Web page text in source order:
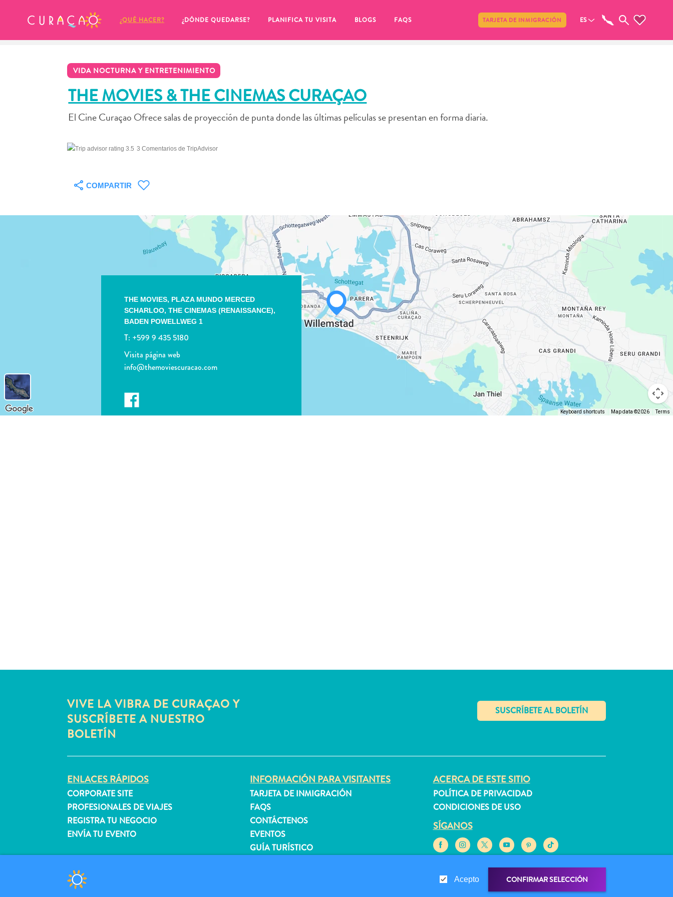
¿QUÉ HACER? ¿DÓNDE QUEDARSE? PLANIFICA TU VISITA BLOGS FAQS TARJETA DE INMIGRACIÓN ES
VIDA NOCTURNA Y ENTRETENIMIENTO
THE MOVIES & THE CINEMAS CURAÇAO
El Cine Curaçao Ofrece salas de proyección de punta donde las últimas películas se presentan en forma diaria.
3 Comentarios de TripAdvisor
COMPARTIR
THE MOVIES, PLAZA MUNDO MERCED
SCHARLOO,THE CINEMAS (RENAISSANCE),
BADEN POWELLWEG 1
T: +599 9 435 5180
Visita página web
info@themoviescuracao.com
Keyboard shortcuts Map data ©2026 Terms
VIVE LA VIBRA DE CURAÇAO Y
SUSCRÍBETE A NUESTRO
BOLETÍN
✕
ENLACES RÁPIDOS
CORPORATE SITE
PROFESIONALES DE VIAJES
REGISTRA TU NEGOCIO
ENVÍA TU EVENTO
INFORMACIÓN PARA VISITANTES
TARJETA DE INMIGRACIÓN
FAQS
CONTÁCTENOS
EVENTOS
GUÍA TURÍSTICO
ACERCA DE ESTE SITIO
POLÍTICA DE PRIVACIDAD
CONDICIONES DE USO
SÍGANOS
Acepto CONFIRMAR SELECCIÓN
MIS FAVORITOS Compartir